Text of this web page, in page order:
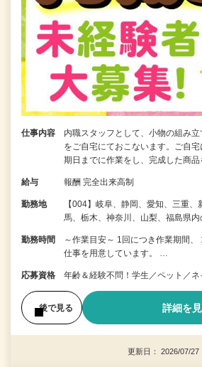
仕事内容
内職スタッフとして、小物の組み
をご自宅にておこないます。ご自宅
期日までに作業をし、完成した商
給与 報酬 完全出来高制
勤務地
【004】岐阜、静岡、愛知、三重
馬、栃木、神奈川、山梨、福島県内
勤務時間
～作業目安～ 1回につき作業期間
仕事を用意しています。 …
応募資格 年齢＆経験不問！学生／ペット／ネ
後で見る 詳細を
更新日： 2026/07/